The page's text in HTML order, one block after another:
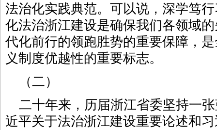
法治化实践典范。可以说，深学笃
化法治浙江建设是确保我们各领域
代化前行的领跑胜势的重要保障，
义制度优越性的重要标志。
（二）
二十年来，历届浙江省委坚持一
近平关于法治浙江建设重要论述和